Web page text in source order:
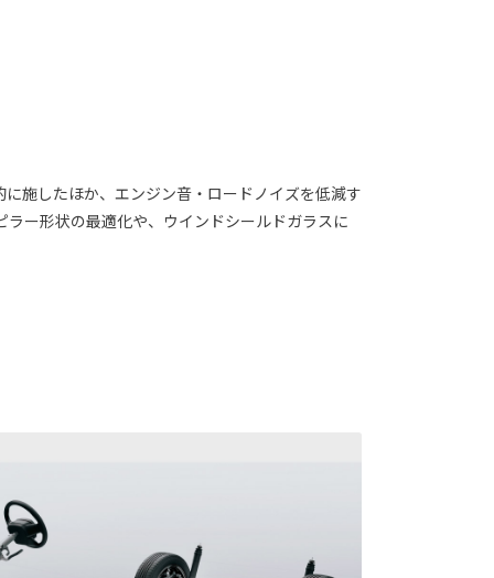
施したほか、エンジン音・ロードノイズを低減す
ー形状の最適化や、ウインドシールドガラスに